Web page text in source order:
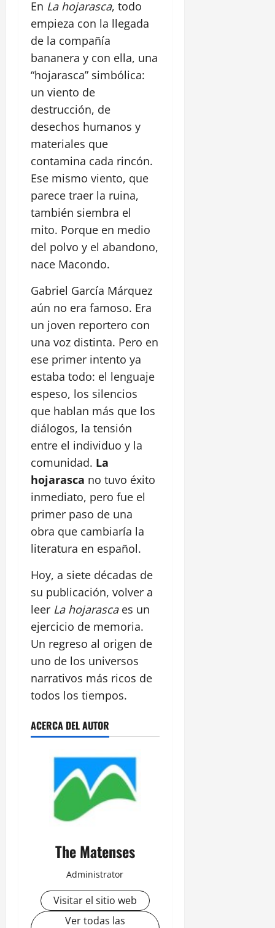
En La hojarasca, todo
empieza con la llegada
de la compañía
bananera y con ella, una
“hojarasca” simbólica:
un viento de
destrucción, de
desechos humanos y
materiales que
contamina cada rincón.
Ese mismo viento, que
parece traer la ruina,
también siembra el
mito. Porque en medio
del polvo y el abandono,
nace Macondo.
Gabriel García Márquez
aún no era famoso. Era
un joven reportero con
una voz distinta. Pero en
ese primer intento ya
estaba todo: el lenguaje
espeso, los silencios
que hablan más que los
diálogos, la tensión
entre el individuo y la
comunidad. La
hojarasca no tuvo éxito
inmediato, pero fue el
primer paso de una
obra que cambiaría la
literatura en español.
Hoy, a siete décadas de
su publicación, volver a
leer La hojarascaes un
ejercicio de memoria.
Un regreso al origen de
uno de los universos
narrativos más ricos de
todos los tiempos.
ACERCA DEL AUTOR
The Matenses
Administrator
Visitar el sitio web
Ver todas las